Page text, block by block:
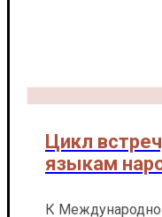
Цикл
языкам
К